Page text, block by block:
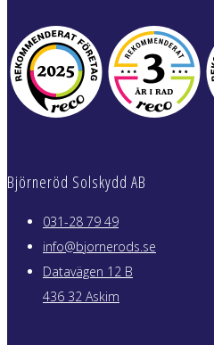
Björneröd Solskydd AB
031-28 79 49
info@bjornerods.se
Datavägen 12 B
436 32 Askim